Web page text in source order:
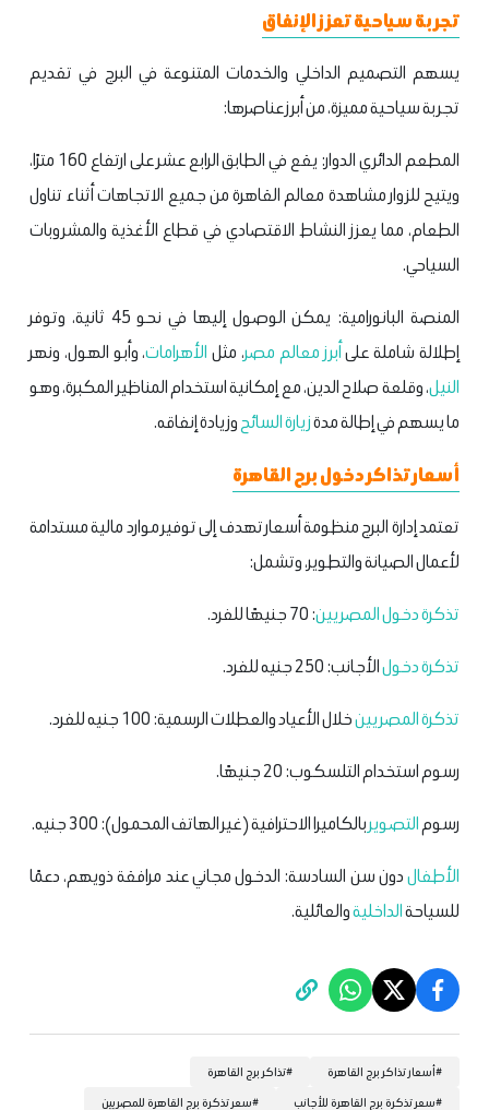
تجربة سياحية تعزز الإنفاق
يسهم التصميم الداخلي والخدمات المتنوعة في البرج في تقديم
تجربة سياحية مميزة، من أبرز عناصرها:
المطعم الدائري الدوار: يقع في الطابق الرابع عشر على ارتفاع 160 مترًا،
ويتيح للزوار مشاهدة معالم القاهرة من جميع الاتجاهات أثناء تناول
الطعام، مما يعزز النشاط الاقتصادي في قطاع الأغذية والمشروبات
السياحي.
المنصة البانورامية: يمكن الوصول إليها في نحو 45 ثانية، وتوفر
إطلالة شاملة علىأبرز معالم مصر، مثل الأهرامات، وأبو الهول، ونهر
النيل، وقلعة صلاح الدين، مع إمكانية استخدام المناظير المكبرة، وهو
ما يسهم في إطالة مدةزيارةالسائحوزيادة إنفاقه.
أسعار تذاكر دخول برج القاهرة
تعتمد إدارة البرج منظومة أسعار تهدف إلى توفير موارد مالية مستدامة
لأعمال الصيانة والتطوير، وتشمل:
تذكرةدخولالمصريين: 70 جنيهًا للفرد.
تذكرةدخولالأجانب: 250 جنيه للفرد.
تذكرةالمصريينخلال الأعياد والعطلات الرسمية: 100 جنيه للفرد.
رسوم استخدام التلسكوب: 20 جنيهًا.
رسومالتصويربالكاميرا الاحترافية (غير الهاتف المحمول): 300 جنيه.
الأطفالدون سن السادسة: الدخول مجاني عند مرافقة ذويهم، دعمًا
للسياحةالداخليةوالعائلية.
#أسعار تذاكر برج القاهرة #تذاكر برج القاهرة
#سعر تذكرة برج القاهرة للأجانب #سعر تذكرة برج القاهرة للمصريين